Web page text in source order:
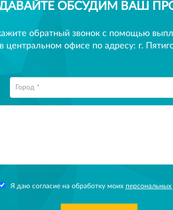
ОБСУДИМ ВАШ
обратный звонок с помощью
центральном офисе по адресу: г.
Я даю согласие на обработку моих